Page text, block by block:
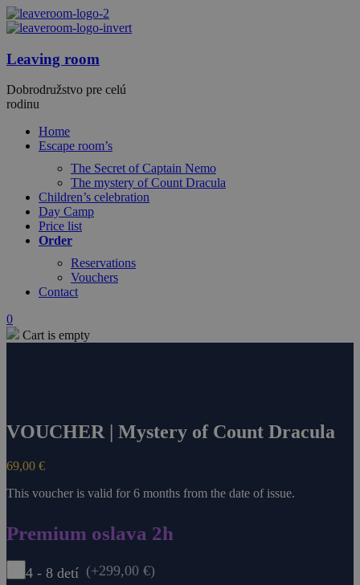
Leaving room
Dobrodružstvo pre celú
rodinu
Home
Escape room’s
The Secret of Captain Nemo
The mystery of Count Dracula
Children’s celebration
Day Camp
Price list
Order
Reservations
Vouchers
Contact
0
Cart is empty
VOUCHER | Mystery of Count Dracula
69,00 €
This voucher is valid for 6 months from the date of issue.
Premium oslava 2h
4 - 8 detí (+299,00 €)